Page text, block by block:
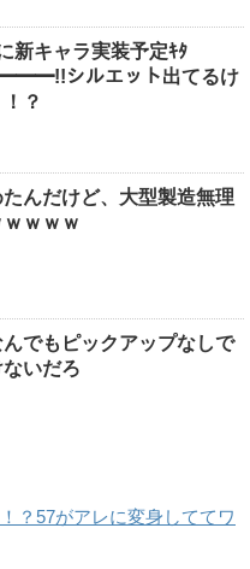
新キャラ実装予定ｷﾀ
シルエット出てるけ
？
たんだけど、大型製造無理
ｗｗｗ
んでもピックアップなしで
いだろ
？57がアレに変身しててワ